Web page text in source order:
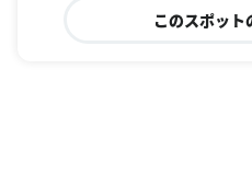
このスポット